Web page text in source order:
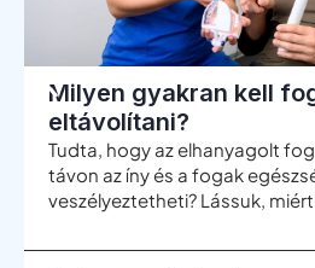
Milyen gyakran kell
eltávolítani?
Tudta, hogy az elhanyagolt
távon az íny és a fogak
veszélyeztetheti? Lássuk,